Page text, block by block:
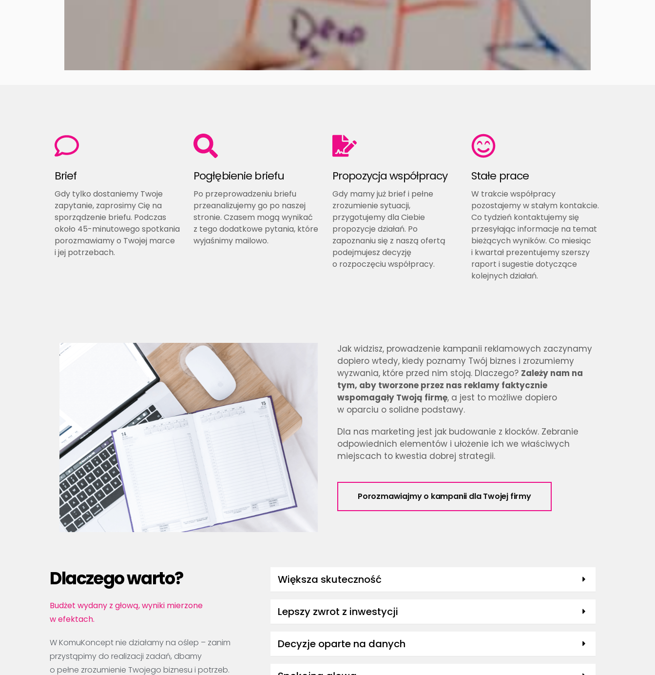
Brief
Gdy tylko dostaniemy Twoje
zapytanie, zaprosimy Cię na
sporządzenie briefu. Podczas
około 45-minutowego spotkania
porozmawiamy o Twojej marce
i jej potrzebach.
Pogłębienie briefu
Po przeprowadzeniu briefu
przeanalizujemy go po naszej
stronie. Czasem mogą wynikać
z tego dodatkowe pytania, które
wyjaśnimy mailowo.
Propozycja współpracy
Gdy mamy już brief i pełne
zrozumienie sytuacji,
przygotujemy dla Ciebie
propozycje działań. Po
zapoznaniu się z naszą ofertą
podejmujesz decyzję
o rozpoczęciu współpracy.
Stałe prace
W trakcie współpracy
pozostajemy w stałym kontakcie.
Co tydzień kontaktujemy się
przesyłając informacje na temat
bieżących wyników. Co miesiąc
i kwartał prezentujemy szerszy
raport i sugestie dotyczące
kolejnych działań.
Jak widzisz, prowadzenie kampanii reklamowych zaczynamy
dopiero wtedy, kiedy poznamy Twój biznes i zrozumiemy
wyzwania, które przed nim stoją. Dlaczego? Zależy nam na
tym, aby tworzone przez nas reklamy faktycznie
wspomagały Twoją firmę, a jest to możliwe dopiero
w oparciu o solidne podstawy.
Dla nas marketing jest jak budowanie z klocków. Zebranie
odpowiednich elementów i ułożenie ich we właściwych
miejscach to kwestia dobrej strategii.
Porozmawiajmy o kampanii dla Twojej firmy
Dlaczego warto?
Budżet wydany z głową, wyniki mierzone
w efektach.
W KomuKoncept nie działamy na oślep – zanim
przystąpimy do realizacji zadań, dbamy
o pełne zrozumienie Twojego biznesu i potrzeb.
Większa skuteczność
Lepszy zwrot z inwestycji
Decyzje oparte na danych